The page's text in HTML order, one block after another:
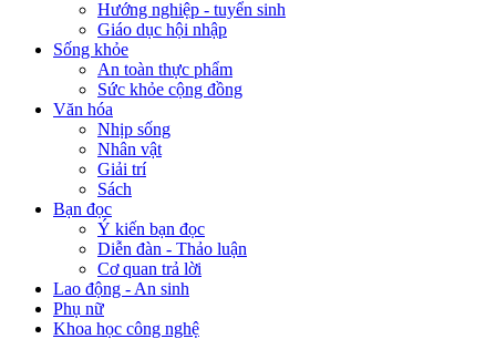
Hướng nghiệp - tuyển sinh
Giáo dục hội nhập
Sống khỏe
An toàn thực phẩm
Sức khỏe cộng đồng
Văn hóa
Nhịp sống
Nhân vật
Giải trí
Sách
Bạn đọc
Ý kiến bạn đọc
Diễn đàn - Thảo luận
Cơ quan trả lời
Lao động - An sinh
Phụ nữ
Khoa học công nghệ